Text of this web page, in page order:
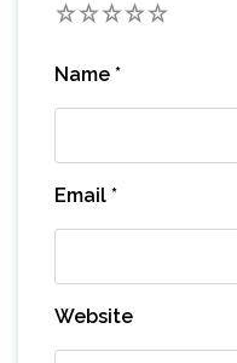
5
4
3
2
Name *
Email *
Website